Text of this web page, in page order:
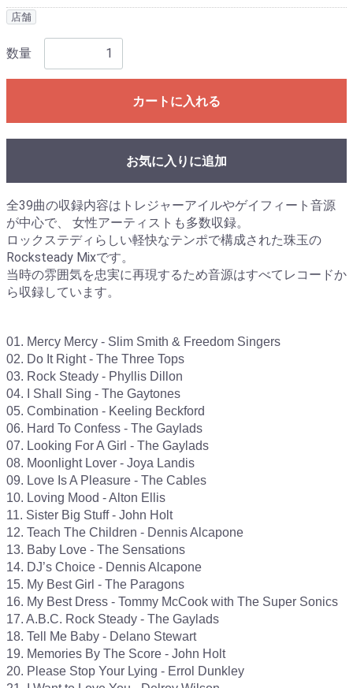
店舗
数量
カートに入れる
お気に入りに追加
全39曲の収録内容はトレジャーアイルやゲイフィート音源
が中心で、 女性アーティストも多数収録。
ロックステディらしい軽快なテンポで構成された珠玉の
Rocksteady Mixです。
当時の雰囲気を忠実に再現するため音源はすべてレコードか
ら収録しています。
01. Mercy Mercy - Slim Smith & Freedom Singers
02. Do It Right - The Three Tops
03. Rock Steady - Phyllis Dillon
04. I Shall Sing - The Gaytones
05. Combination - Keeling Beckford
06. Hard To Confess - The Gaylads
07. Looking For A Girl - The Gaylads
08. Moonlight Lover - Joya Landis
09. Love Is A Pleasure - The Cables
10. Loving Mood - Alton Ellis
11. Sister Big Stuff - John Holt
12. Teach The Children - Dennis Alcapone
13. Baby Love - The Sensations
14. DJ’s Choice - Dennis Alcapone
15. My Best Girl - The Paragons
16. My Best Dress - Tommy McCook with The Super Sonics
17. A.B.C. Rock Steady - The Gaylads
18. Tell Me Baby - Delano Stewart
19. Memories By The Score - John Holt
20. Please Stop Your Lying - Errol Dunkley